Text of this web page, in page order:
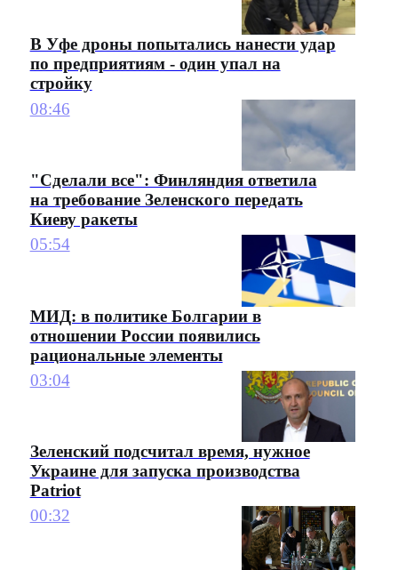
В Уфе дроны попытались нанести удар
по предприятиям - один упал на
стройку
08:46
"Сделали все": Финляндия ответила
на требование Зеленского передать
Киеву ракеты
05:54
МИД: в политике Болгарии в
отношении России появились
рациональные элементы
03:04
Зеленский подсчитал время, нужное
Украине для запуска производства
Patriot
00:32